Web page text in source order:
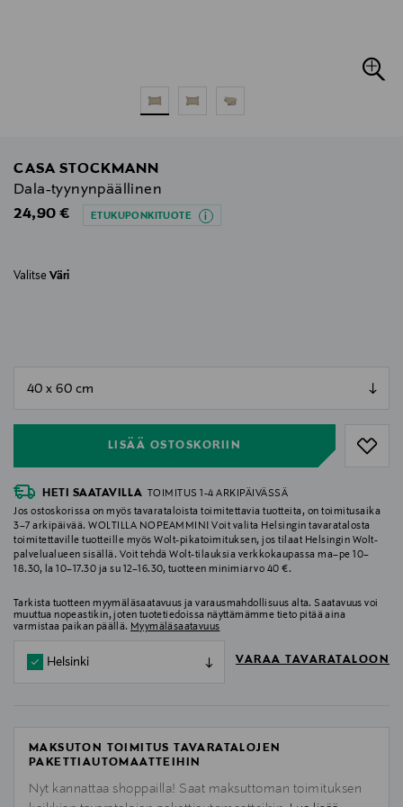
CASA STOCKMANN
Dala-tyynynpäällinen
Original Price
24,90 € ETUKUPONKITUOTE
Valitse Väri
LISÄÄ OSTOSKORIIN
HETI SAATAVILLA
TOIMITUS 1-4 ARKIPÄIVÄSSÄ
Jos ostoskorissa on myös tavarataloista toimitettavia tuotteita, on toimitusaika
3–7 arkipäivää. WOLTILLA NOPEAMMIN! Voit valita Helsingin tavaratalosta
toimitettaville tuotteille myös Wolt-pikatoimituksen, jos tilaat Helsingin Wolt-
palvelualueen sisällä. Voit tehdä Wolt-tilauksia verkkokaupassa ma–pe 10–
18.30, la 10–17.30 ja su 12–16.30, tuotteen minimiarvo 40 €.
Tarkista tuotteen myymäläsaatavuus ja varausmahdollisuus alta. Saatavuus voi
muuttua nopeastikin, joten tuotetiedoissa näyttämämme tieto pitää aina
varmistaa paikan päällä. Myymäläsaatavuus
Helsinki VARAA TAVARATALOON
MAKSUTON TOIMITUS TAVARATALOJEN
PAKETTIAUTOMAATTEIHIN
Nyt kannattaa shoppailla! Saat maksuttoman toimituksen